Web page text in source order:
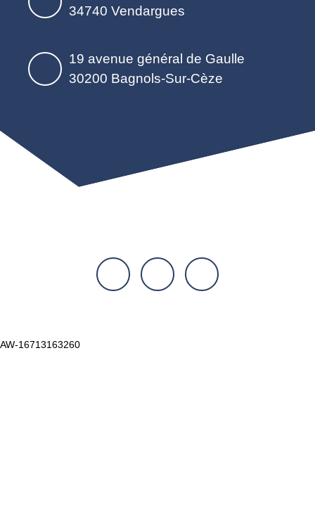
34740 Vendargues
19 avenue général de Gaulle
30200 Bagnols-Sur-Cèze
AW-16713163260